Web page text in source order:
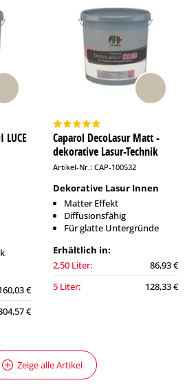
LUCE
€
€
Caparol DecoLasur Matt -
dekorative Lasur-Technik
Artikel-Nr.: CAP-100532
Dekorative Lasur Innen
Matter Effekt
Diffusionsfähig
Für glatte Untergründe
Erhältlich in:
2,50 Liter:
86,93 €
5 Liter:
128,33 €
Zeige alle Artikel